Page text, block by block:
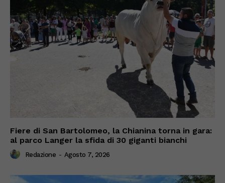
Fiere di San Bartolomeo, la Chianina torna in gara:
al parco Langer la sfida di 30 giganti bianchi
Redazione - Agosto 7, 2026